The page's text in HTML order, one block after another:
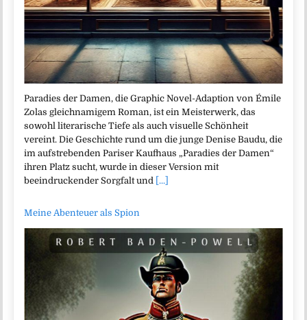
Paradies der Damen, die Graphic Novel-Adaption von Émile
Zolas gleichnamigem Roman, ist ein Meisterwerk, das
sowohl literarische Tiefe als auch visuelle Schönheit
vereint. Die Geschichte rund um die junge Denise Baudu, die
im aufstrebenden Pariser Kaufhaus „Paradies der Damen“
ihren Platz sucht, wurde in dieser Version mit
beeindruckender Sorgfalt und [...]
Meine Abenteuer als Spion